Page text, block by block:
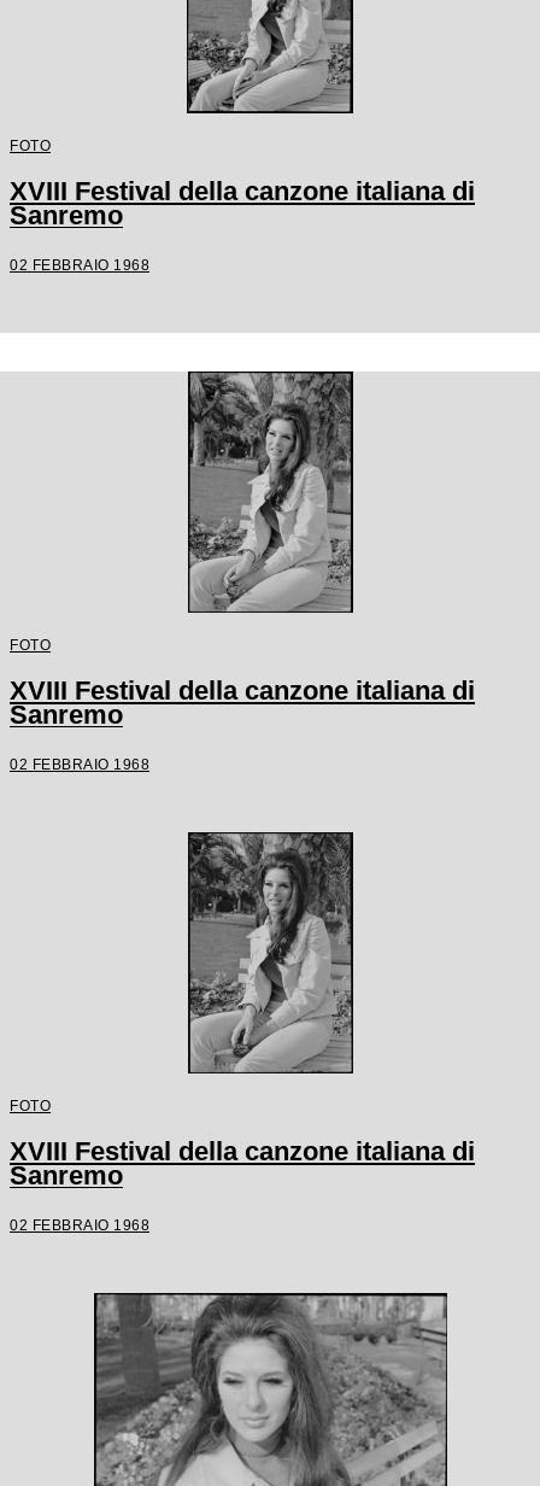
FOTO
XVIII Festival della canzone italiana di
Sanremo
02 FEBBRAIO 1968
FOTO
XVIII Festival della canzone italiana di
Sanremo
02 FEBBRAIO 1968
FOTO
XVIII Festival della canzone italiana di
Sanremo
02 FEBBRAIO 1968